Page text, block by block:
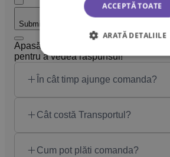
Submit
Apasă pe una din întrebările de mai
pentru a vedea răspunsul!
În cât timp ajunge comanda?
Cât costă Transportul?
Cum pot plăti comanda?
ACCEPTĂ TOATE
ARATĂ DETALIILE